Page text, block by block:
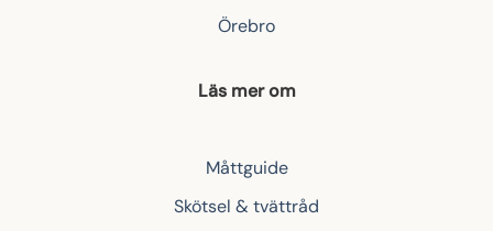
Örebro
Läs mer om
Måttguide
Skötsel & tvättråd